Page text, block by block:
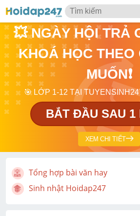
💥 NGÀY HỘI TRẢ
KHOÁ HỌC THEO
MUỐN❗
🎯 LỚP 1-12 TẠI
BẮT ĐẦU SAU 1
XEM CHI TIẾT
Tổng hợp bài văn hay
Sinh nhật Hoidap247